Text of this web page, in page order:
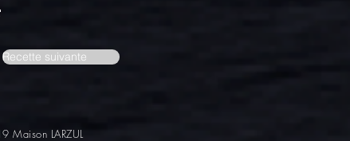
Recette suivante
Maison LARZUL